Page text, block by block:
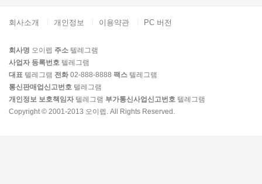
회사소개 개인정보 이용약관 PC 버전
회사명 오이렙 주소 텔레그램
사업자 등록번호 텔레그램
대표 텔레그램 전화 02-888-8888 팩스 텔레그램
통신판매업신고번호 텔레그램
개인정보 보호책임자 텔레그램 부가통신사업신고번호 텔레그램
Copyright © 2001-2013 오이렙. All Rights Reserved.